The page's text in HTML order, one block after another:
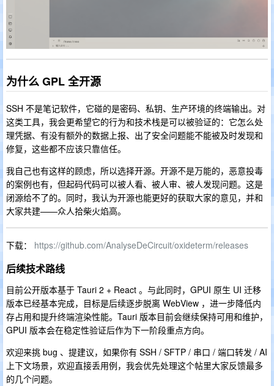
为什么 GPL 全开源
SSH 不是笔记软件，它碰的是密码、私钥、生产环境的终端输出。对
这类工具，我会更希望它的行为和技术栈是可以被验证的：它怎么处
理凭据、有没有额外的数据上报、出了安全问题能不能被及时发现和
修复，这些都不应该只靠信任。
我自己也有这样的顾虑，所以选择开源。开源不是万能的，恶意投毒
的案例也有，但起码代码可以被人看、被人审、被人发现问题。这是
闭源给不了的。同时，我认为开源也能更好的获取大家的意见，并和
大家共建——众人拾柴火焰高。
下载： https://github.com/AnalyseDeCircuit/oxideterm/releases
后续技术路线
目前公开版本基于 Tauri 2 + React 。与此同时，GPUI 原生 UI 迁移
版本已经基本完成，目标是后续逐步脱离 WebView ，进一步降低内
存占用和提升终端渲染性能。Tauri 版本目前会继续保持可用和维护，
GPUI 版本会在稳定性验证后作为下一阶段重点方向。
欢迎来挑 bug 、提建议，如果你有 SSH / SFTP / 串口 / 端口转发 / AI
上下文场景，欢迎直接丢用例，我会优先处理这个帖里大家反馈最多
的几个问题。